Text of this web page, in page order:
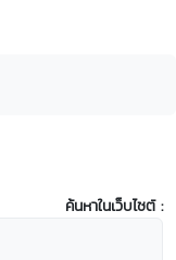
ค้นหาในเว็บไซต์ :